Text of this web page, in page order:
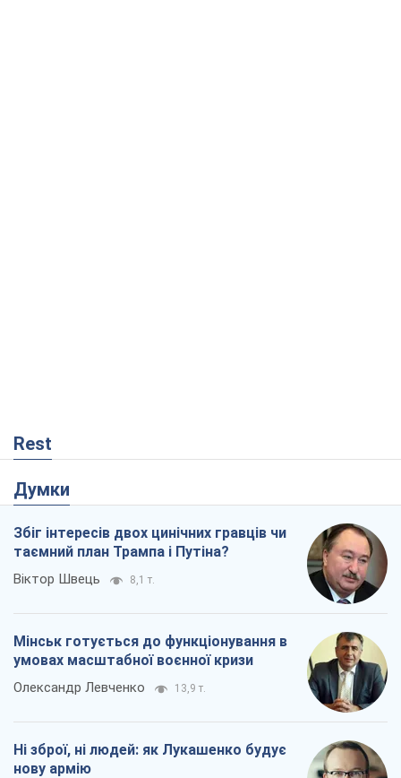
Rest
Думки
Збіг інтересів двох цинічних гравців чи
таємний план Трампа і Путіна?
Віктор Швець 8,1 т.
Мінськ готується до функціонування в
умовах масштабної воєнної кризи
Олександр Левченко 13,9 т.
Ні зброї, ні людей: як Лукашенко будує
нову армію